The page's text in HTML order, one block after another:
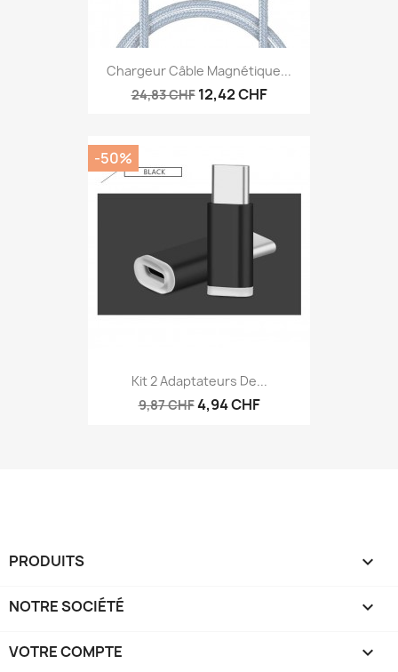
Chargeur Câble Magnétique...
24,83 CHF 12,42 CHF
Kit 2 Adaptateurs De...
9,87 CHF4,94 CHF
-50%
PRODUITS 
NOTRE SOCIÉTÉ 
VOTRE COMPTE 